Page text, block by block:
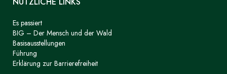
Es passiert
BIG – Der Mensch und der Wald
Basisausstellungen
Führung
Erklärung zur Barrierefreiheit